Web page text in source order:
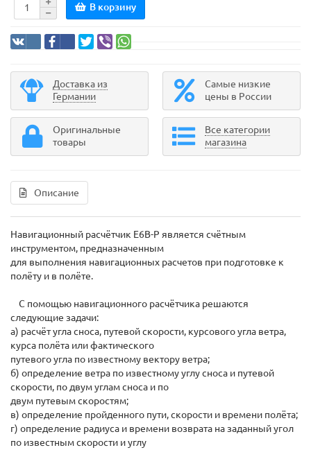
В корзину
Доставка из
Германии
Самые низкие
цены в России
Оригинальные
товары
Все категории
магазина
Описание
Навигационный расчётчик E6B-P является счётным
инструментом, предназначенным
для выполнения навигационных расчетов при подготовке к
полёту и в полёте.
С помощью навигационного расчётчика решаются
следующие задачи:
а) расчёт угла сноса, путевой скорости, курсового угла ветра,
курса полёта или фактического
путевого угла по известному вектору ветра;
б) определение ветра по известному углу сноса и путевой
скорости, по двум углам сноса и по
двум путевым скоростям;
в) определение пройденного пути, скорости и времени полёта;
г) определение радиуса и времени возврата на заданный угол
по известным скорости и углу